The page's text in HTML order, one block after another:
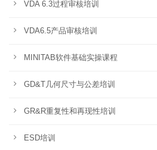
VDA 6.3过程审核培训
VDA6.5产品审核培训
MINITAB软件基础实操课程
GD&T几何尺寸与公差培训
GR&R重复性和再现性培训
ESD培训